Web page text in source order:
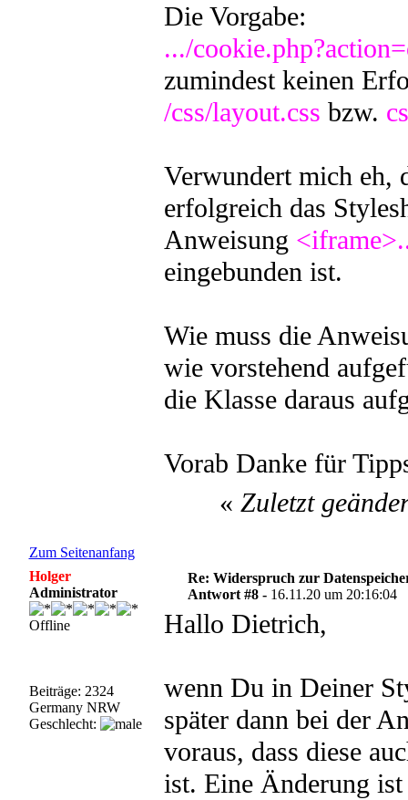
Die Vorgabe:
.../
zumindest keinen
/css/layout.css bzw.
Verwundert mich eh,
erfolgreich das
Anweisung
eingebunden ist.
Wie muss die
wie vorstehend
die Klasse daraus
Vorab Danke für
Zum Seitenanfang
« Zuletzt
Holger
Administrator
Offline
Beiträge: 2324
Germany NRW
Geschlecht:
Re: Widerspruch zur
Antwort #8 - 16.11.20 um 20:16:04
Hallo Dietrich,
wenn Du in Deiner
später dann bei der
voraus, dass diese
ist. Eine Änderung